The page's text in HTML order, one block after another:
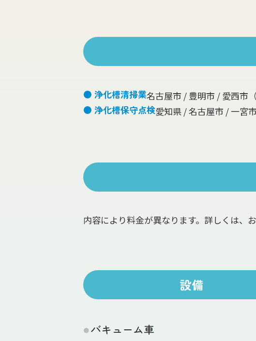
● 浄化槽清掃業名古屋市 / 豊明市 / 愛西市
● 浄化槽保守点検愛知県 / 名古屋市 / 一宮
内容により料金が異なります。詳しくは、
設備
バキューム車